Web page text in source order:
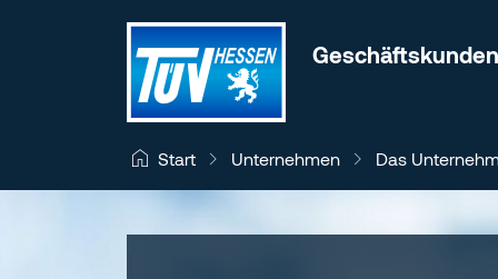
Zum Inhalt wechseln
Geschäftskunden
Start Unternehmen Das